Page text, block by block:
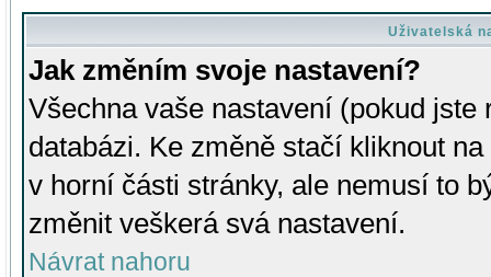
Uživatelská
Jak změním svoje nastavení?
Všechna vaše nastavení (pokud
databázi. Ke změně stačí kliknout
v horní části stránky, ale nemusí to
změnit veškerá svá nastavení.
Návrat nahoru